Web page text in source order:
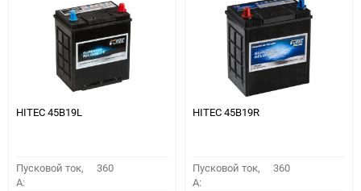
HITEC 45B19L
Пусковой ток,
A:
360
HITEC 45B19R
Пусковой ток,
A:
360